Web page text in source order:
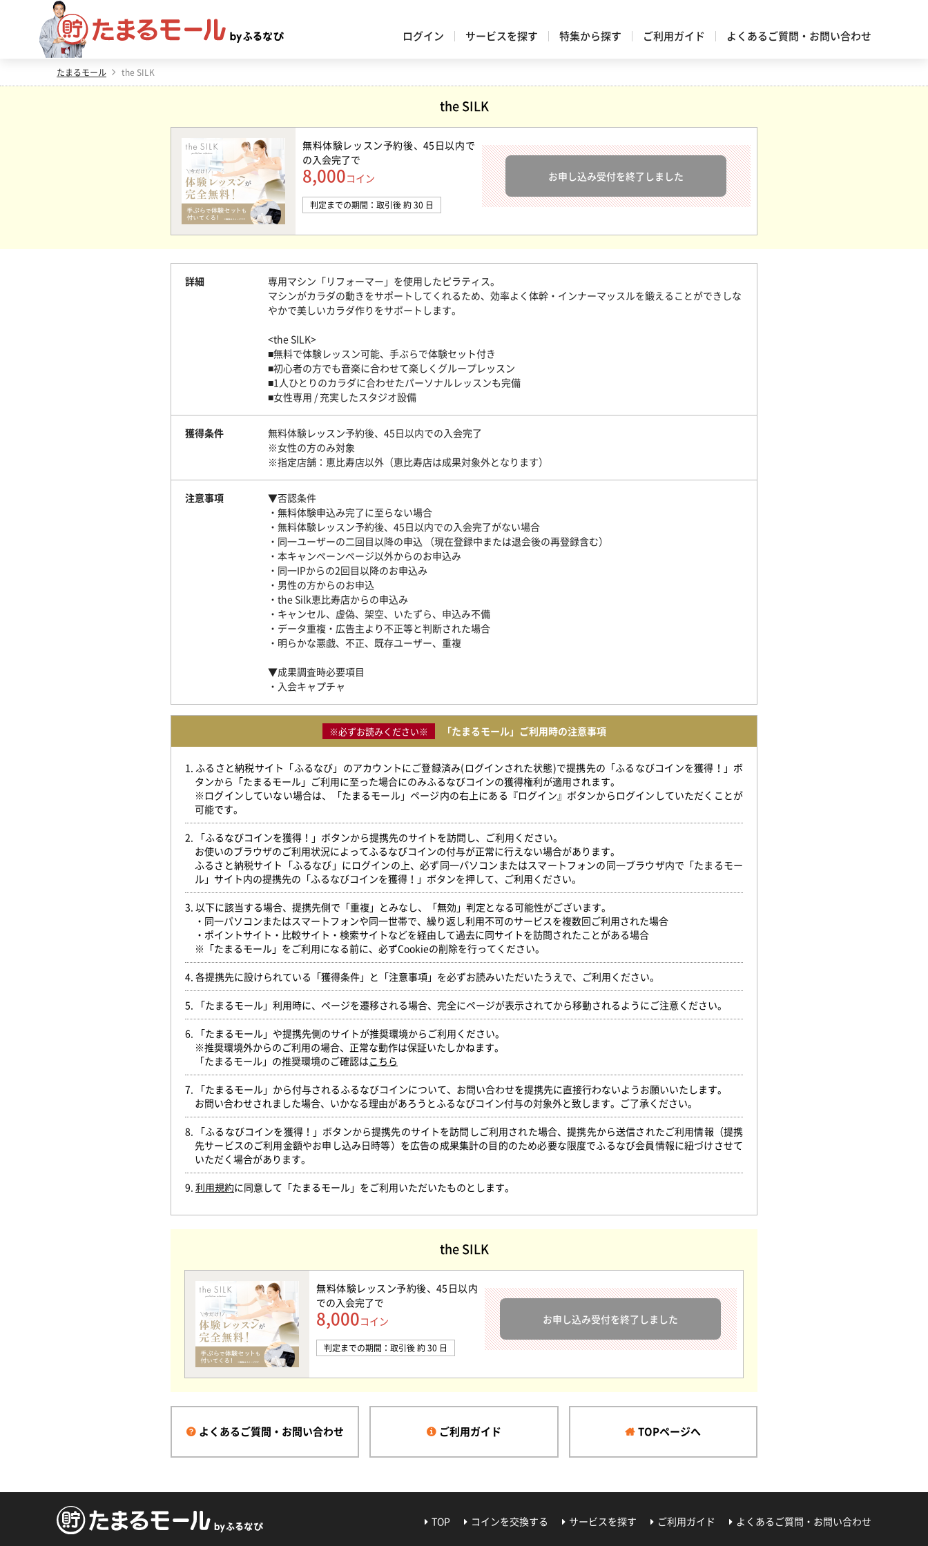
ログイン サービスを探す 特集から探す ご利用ガイド よくあるご質問・お問い合わせ
たまるモール the SILK
the SILK
無料体験レッスン予約後、45日以内で
の入会完了で
8,000コイン
判定までの期間：取引後 約 30 日
お申し込み受付を終了しました
詳細
専用マシン「リフォーマー」を使用したピラティス。
マシンがカラダの動きをサポートしてくれるため、効率よく体幹・インナーマッスルを鍛えることができしな
やかで美しいカラダ作りをサポートします。
<the SILK>
■無料で体験レッスン可能、手ぶらで体験セット付き
■初心者の方でも音楽に合わせて楽しくグループレッスン
■1人ひとりのカラダに合わせたパーソナルレッスンも完備
■女性専用 / 充実したスタジオ設備
獲得条件
無料体験レッスン予約後、45日以内での入会完了
※女性の方のみ対象
※指定店舗：恵比寿店以外（恵比寿店は成果対象外となります）
注意事項
▼否認条件
・無料体験申込み完了に至らない場合
・無料体験レッスン予約後、45日以内での入会完了がない場合
・同一ユーザーの二回目以降の申込 （現在登録中または退会後の再登録含む）
・本キャンペーンページ以外からのお申込み
・同一IPからの2回目以降のお申込み
・男性の方からのお申込
・the Silk恵比寿店からの申込み
・キャンセル、虚偽、架空、いたずら、申込み不備
・データ重複・広告主より不正等と判断された場合
・明らかな悪戯、不正、既存ユーザー、重複
▼成果調査時必要項目
・入会キャプチャ
※必ずお読みください※ 「たまるモール」ご利用時の注意事項
1. ふるさと納税サイト「ふるなび」のアカウントにご登録済み(ログインされた状態)で提携先の「ふるなびコインを獲得！」ボ
タンから「たまるモール」ご利用に至った場合にのみふるなびコインの獲得権利が適用されます。
※ログインしていない場合は、「たまるモール」ページ内の右上にある『ログイン』ボタンからログインしていただくことが
可能です。
2. 「ふるなびコインを獲得！」ボタンから提携先のサイトを訪問し、ご利用ください。
お使いのブラウザのご利用状況によってふるなびコインの付与が正常に行えない場合があります。
ふるさと納税サイト「ふるなび」にログインの上、必ず同一パソコンまたはスマートフォンの同一ブラウザ内で「たまるモー
ル」サイト内の提携先の「ふるなびコインを獲得！」ボタンを押して、ご利用ください。
3. 以下に該当する場合、提携先側で「重複」とみなし、「無効」判定となる可能性がございます。
・同一パソコンまたはスマートフォンや同一世帯で、繰り返し利用不可のサービスを複数回ご利用された場合
・ポイントサイト・比較サイト・検索サイトなどを経由して過去に同サイトを訪問されたことがある場合
※「たまるモール」をご利用になる前に、必ずCookieの削除を行ってください。
4. 各提携先に設けられている「獲得条件」と「注意事項」を必ずお読みいただいたうえで、ご利用ください。
5. 「たまるモール」利用時に、ページを遷移される場合、完全にページが表示されてから移動されるようにご注意ください。
6. 「たまるモール」や提携先側のサイトが推奨環境からご利用ください。
※推奨環境外からのご利用の場合、正常な動作は保証いたしかねます。
「たまるモール」の推奨環境のご確認はこちら
7. 「たまるモール」から付与されるふるなびコインについて、お問い合わせを提携先に直接行わないようお願いいたします。
お問い合わせされました場合、いかなる理由があろうとふるなびコイン付与の対象外と致します。ご了承ください。
8. 「ふるなびコインを獲得！」ボタンから提携先のサイトを訪問しご利用された場合、提携先から送信されたご利用情報（提携
先サービスのご利用金額やお申し込み日時等）を広告の成果集計の目的のため必要な限度でふるなび会員情報に紐づけさせて
いただく場合があります。
9. 利用規約に同意して「たまるモール」をご利用いただいたものとします。
the SILK
無料体験レッスン予約後、45日以内
での入会完了で
8,000コイン
判定までの期間：取引後 約 30 日
お申し込み受付を終了しました
よくあるご質問・お問い合わせ ご利用ガイド TOPページへ
TOP コインを交換する サービスを探す ご利用ガイド よくあるご質問・お問い合わせ